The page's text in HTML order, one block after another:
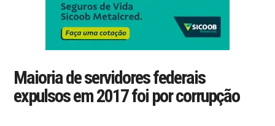
Maioria de servidores federais
expulsos em 2017 foi por corrupção